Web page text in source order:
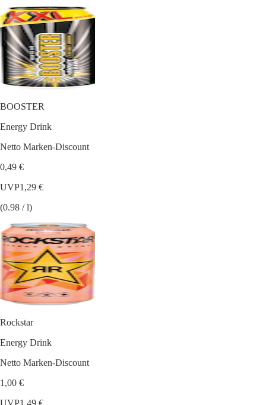
BOOSTER
Energy Drink
Netto Marken-Discount
0,49 €
UVP1,29 €
(0.98 / l)
Rockstar
Energy Drink
Netto Marken-Discount
1,00 €
UVP1,49 €